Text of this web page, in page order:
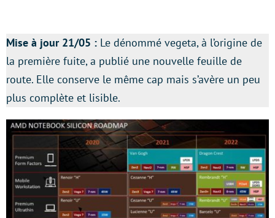
Mise à jour 21/05 : Le dénommé vegeta, à l’origine de
la première fuite, a publié une nouvelle feuille de
route. Elle conserve le même cap mais s’avère un peu
plus complète et lisible.